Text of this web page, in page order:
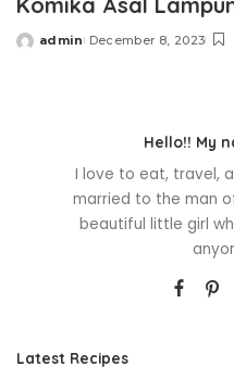
Posted
admin December 8, 2023
Hello!! My
I love to eat, travel,
married to the man
beautiful little girl
Latest Recipes